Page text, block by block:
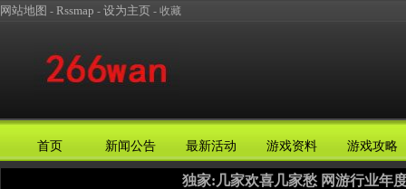
网站地图 - Rssmap - 设为主页 - 收藏
首页 新闻公告 最新活动 游戏资料 游戏攻略
独家:几家欢喜几家愁 网游行业年